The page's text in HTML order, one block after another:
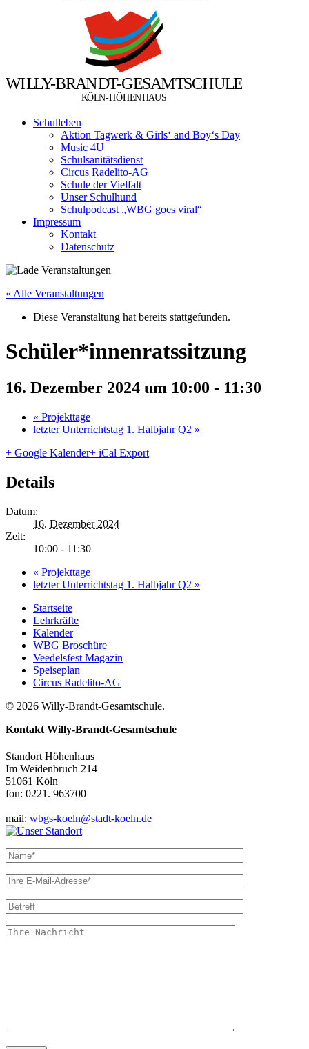
WILLY-BRANDT-GESAMTSCHULE
KÖLN-HÖHENHAUS
Schulleben
Aktion Tagwerk & Girls‘ and Boy‘s Day
Music 4U
Schulsanitätsdienst
Circus Radelito-AG
Schule der Vielfalt
Unser Schulhund
Schulpodcast „WBG goes viral“
Impressum
Kontakt
Datenschutz
« Alle Veranstaltungen
Diese Veranstaltung hat bereits stattgefunden.
Schüler*innenratssitzung
16. Dezember 2024 um 10:00 - 11:30
« Projekttage
letzter Unterrichtstag 1. Halbjahr Q2 »
+ Google Kalender+ iCal Export
Details
Datum:
16. Dezember 2024
Zeit:
10:00 - 11:30
« Projekttage
letzter Unterrichtstag 1. Halbjahr Q2 »
Startseite
Lehrkräfte
Kalender
WBG Broschüre
Veedelsfest Magazin
Speiseplan
Circus Radelito-AG
© 2026 Willy-Brandt-Gesamtschule.
Kontakt Willy-Brandt-Gesamtschule
Standort Höhenhaus
Im Weidenbruch 214
51061 Köln
fon: 0221. 963700
mail: wbgs-koeln@stadt-koeln.de